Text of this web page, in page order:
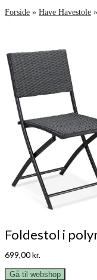
Forside » Have Havestole »
Foldestol i
699,00kr.
Gå til webshop